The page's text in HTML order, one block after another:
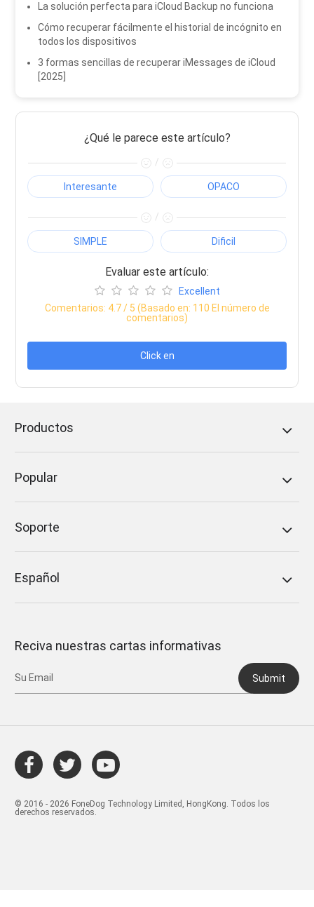
La solución perfecta para iCloud Backup no funciona
Cómo recuperar fácilmente el historial de incógnito en
todos los dispositivos
3 formas sencillas de recuperar iMessages de iCloud
[2025]
¿Qué le parece este artículo?
/
Interesante OPACO
/
SIMPLE Dificil
Evaluar este artículo:
Excellent
Comentarios: 4.7/ 5 (Basado en: 110 El número de
comentarios)
Click en
Productos
Popular
Soporte
Español
Reciva nuestras cartas informativas
Submit
© 2016 - 2026 FoneDog Technology Limited, HongKong. Todos los
derechos reservados.